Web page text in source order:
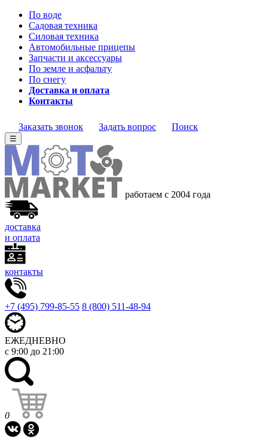
По воде
Садовая техника
Силовая техника
Автомобильные прицепы
Запчасти и аксессуары
По земле и асфальту
По снегу
Доставка и оплата
Контакты
Заказать звонок Задать вопрос Поиск
☰
работаем с 2004 года
доставка
и оплата
контакты
+7 (495) 799-85-55 8 (800) 511-48-94
ЕЖЕДНЕВНО
с 9:00 до 21:00
0